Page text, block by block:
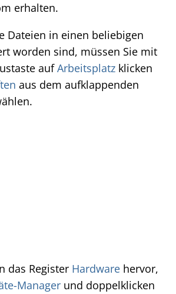
erhalten.
Dateien in einen beliebigen
worden sind, müssen Sie mit
aufArbeitsplatz klicken
aus dem aufklappenden
das Register Hardware hervor,
Manager und doppelklicken